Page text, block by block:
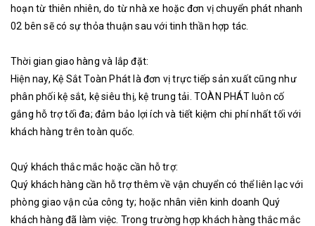
hoạn từ thiên nhiên, do từ nhà xe hoặc đơn vị chuyển phát nhanh
02 bên sẽ có sự thỏa thuận sau với tinh thần hợp tác.
Thời gian giao hàng và lắp đặt:
Hiện nay, Kệ Sắt Toàn Phát là đơn vị trực tiếp sản xuất cũng như
phân phối kệ sắt, kệ siêu thị, kệ trung tải. TOÀN PHÁT luôn cố
gắng hỗ trợ tối đa; đảm bảo lợi ích và tiết kiệm chi phí nhất tối với
khách hàng trên toàn quốc.
Quý khách thắc mắc hoặc cần hỗ trợ:
Quý khách hàng cần hỗ trợ thêm về vận chuyển có thể liên lạc với
phòng giao vận của công ty; hoặc nhân viên kinh doanh Quý
khách hàng đã làm việc. Trong trường hợp khách hàng thắc mắc